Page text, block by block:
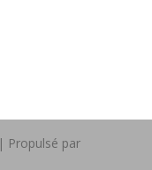
| Propulsé par